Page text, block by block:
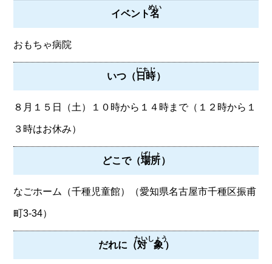
イベント名
めい
おもちゃ病院
いつ（日時
にちじ
）
８月１５日（土）１０時から１４時まで（１２時から１
３時はお休み）
どこで（場所
ばしょ
）
なごホーム（千種児童館）（愛知県名古屋市千種区振甫
町3-34）
だれに（対象
たいしょう
）